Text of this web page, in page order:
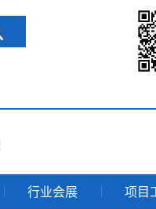
行业会展 项目